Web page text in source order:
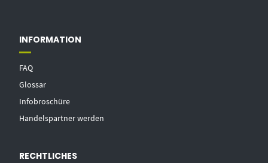
INFORMATION
FAQ
Glossar
Infobroschüre
Handelspartner werden
RECHTLICHES